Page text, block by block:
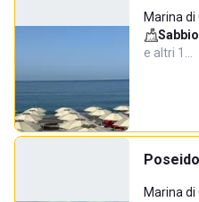
Marina
e altri 1…
Marina